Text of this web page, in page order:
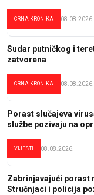
CRNA KRONIKA 08.08.2026.
Sudar putničkog i
zatvorena
CRNA KRONIKA 08.08.2026.
Porast slučajeva
službe pozivaju na
VIJESTI 08.08.2026.
Zabrinjavajući porast
Stručnjaci i policija